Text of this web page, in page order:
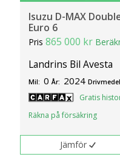
Isuzu D-MAX
Euro 6
Pris865 000 kr
Landrins Bil Avesta
Mil: 0 År: 2024
Gratis
Räkna på försäkring
Jämför